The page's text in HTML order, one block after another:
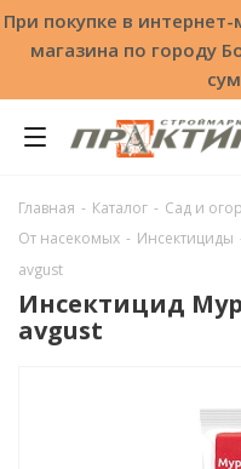
При покупке в интернет-
магазина по городу
Главная - Каталог - Сад и
От насекомых - Инсектициды
avgust
Инсектицид
avgust